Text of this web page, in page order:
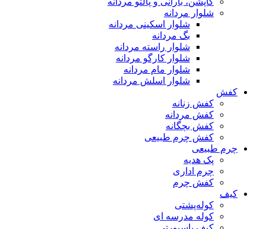
شلوار مردانه
شلوار اسکینی مردانه
بگ مردانه
شلوار راسته مردانه
شلوار کارگو مردانه
شلوار مام مردانه
شلوار اسلش مردانه
کفش
کفش زنانه
کفش مردانه
کفش بچگانه
کفش چرم طبیعی
چرم طبیعی
پک هدیه
چرم اداری
کفش چرم
کیف
کوله‌پشتی
کوله مدرسه ای